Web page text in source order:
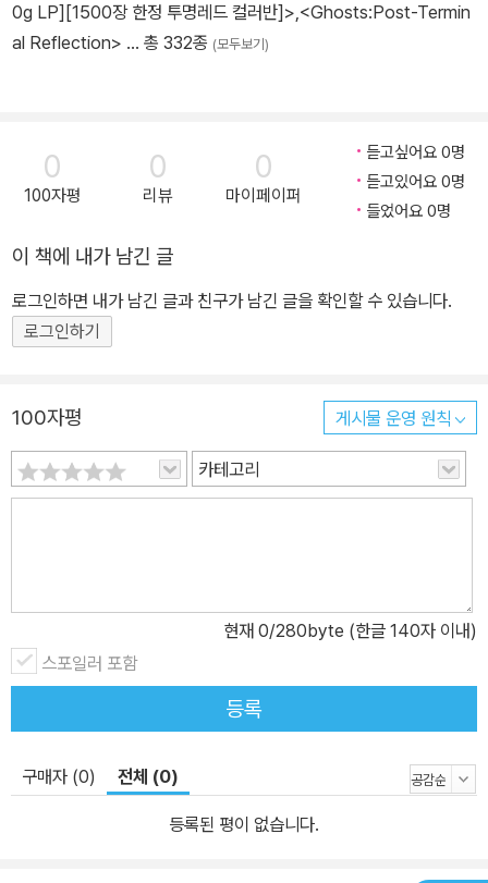
0g LP][1500장 한정 투명레드 컬러반]>,<Ghosts:Post-Termin
al Reflection> … 총 332종 (모두보기)
0
100자평
0
리뷰
0
마이페이퍼
듣고싶어요 0명
듣고있어요 0명
들었어요 0명
이 책에 내가 남긴 글
로그인하면 내가 남긴 글과 친구가 남긴 글을 확인할 수 있습니다.
로그인하기
100자평 게시물 운영 원칙
카테고리
현재 0/280byte (한글 140자 이내)
스포일러 포함
등록
구매자 (0) 전체 (0)
등록된 평이 없습니다.